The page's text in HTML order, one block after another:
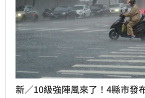
新／10級強陣風來了！4縣市發